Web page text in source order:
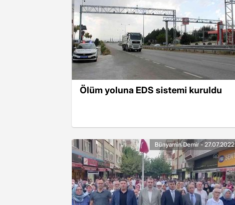
Ölüm yoluna EDS sistemi kuruldu
Bünyamin Demir - 27.07.2022